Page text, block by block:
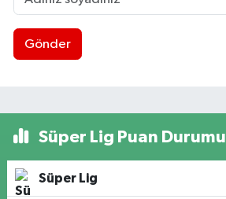
Gönder
Süper Lig Puan Durumu
Süper Lig